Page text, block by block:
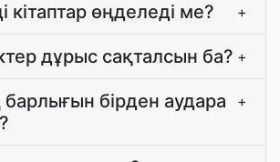
кітаптар өңделеді ме? +
дұрыс сақталсын ба? +
бірден аудара
+